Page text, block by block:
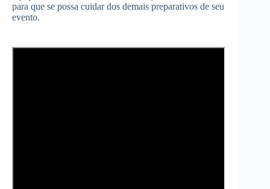
para que se possa cuidar dos demais preparativos de seu
evento.